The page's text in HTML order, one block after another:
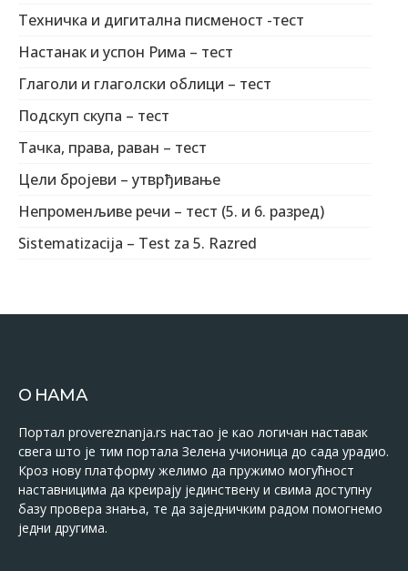
Техничка и дигитална писменост -тест
Настанак и успон Рима – тест
Глаголи и глаголски облици – тест
Подскуп скупа – тест
Тачка, права, раван – тест
Цели бројеви – утврђивање
Непроменљиве речи – тест (5. и 6. разред)
Sistematizacija – Test za 5. Razred
О НАМА
Портал provereznanja.rs настао је као логичан наставак
свега што је тим портала Зелена учионица до сада урадио.
Кроз нову платформу желимо да пружимо могућност
наставницима да креирају јединствену и свима доступну
базу провера знања, те да заједничким радом помогнемо
једни другима.